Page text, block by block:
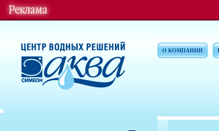
О КОМПАНИИ